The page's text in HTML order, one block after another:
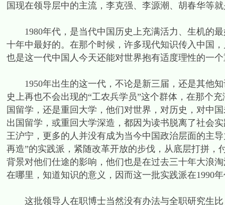
国现在领导层中的主流，李克强、李源潮、胡春华等
1980年代，是当代中国历史上充满活力、生机的最
十年中最好的。在那个时候，许多现代知识传入中国
也是这一代中国人今天还能对世界抱有适度理性的一
1950年出生的这一代，不论是新三届，还是其他知
史上再也不会出现的“工农兵学员”这个群体，在那个
国留学，还是重回大学，他们对世界，对历史，对中
出国留学，或重回大学深造，都因为读书脱离了社会
王沪宁，更多的人并没有成为当今中国政治层面的主
再造”的实践派，紧随改革开放的步伐，从底层打拼
背景对他们仕途的影响，他们也是在过去三十年大浪
在哪里，知道知识的意义，因而这一批实践派在1990
这批领导人在职博士当然没有办法与全职研究生比